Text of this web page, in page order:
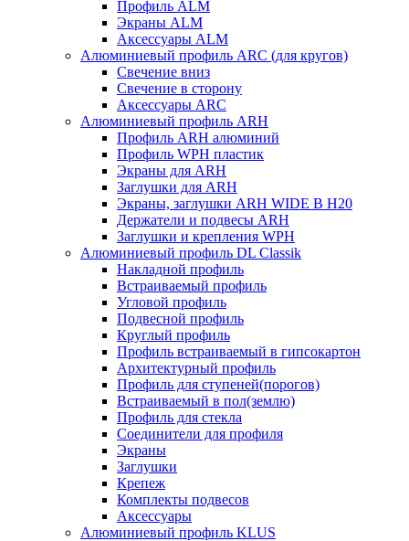
Профиль ALM
Экраны ALM
Аксессуары ALM
Алюминиевый профиль ARC (для кругов)
Свечение вниз
Свечение в сторону
Аксессуары ARC
Алюминиевый профиль ARH
Профиль ARH алюминий
Профиль WPH пластик
Экраны для ARH
Заглушки для ARH
Экраны, заглушки ARH WIDE B H20
Держатели и подвесы ARH
Заглушки и крепления WPH
Алюминиевый профиль DL Classik
Накладной профиль
Встраиваемый профиль
Угловой профиль
Подвесной профиль
Круглый профиль
Профиль встраиваемый в гипсокартон
Архитектурный профиль
Профиль для ступеней(порогов)
Встраиваемый в пол(землю)
Профиль для стекла
Соединители для профиля
Экраны
Заглушки
Крепеж
Комплекты подвесов
Аксессуары
Алюминиевый профиль KLUS